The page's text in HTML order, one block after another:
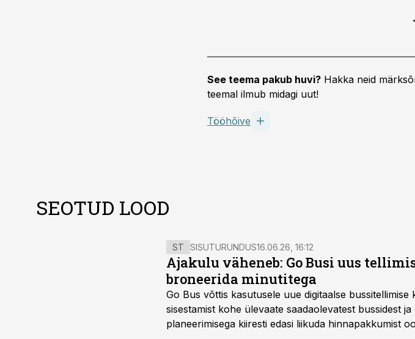
See teema pakub huvi? Hakka neid
teemal ilmub midagi uut!
Tööhõive
SEOTUD LOOD
ST SISUTURUNDUS16.06.26, 16:12
Ajakulu väheneb: Go Busi uus
broneerida minutitega
Go Bus võttis kasutusele uue digitaalse
sisestamist kohe ülevaate saadaolevatest bussidest
planeerimisega kiiresti edasi liikuda hinnapakkumist